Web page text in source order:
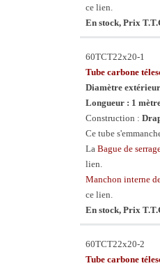
ce lien.
En stock, Prix
60TCT22x20-1
Tube carbone
Diamètre
Longueur : 1
Construction :
Ce tube
La Bague de
lien.
Manchon interne
ce lien.
En stock, Prix
60TCT22x20-2
Tube carbone